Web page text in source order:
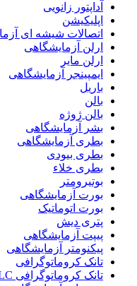
آداپتور زانویی
اپلیکیشن
اتصالات شیشه ای
ارلن آزمایشگاهی
ارلن مایر
ایمپینجر آزمایشگاهی
باریل
بالن
بالن ژوژه
بشر آزمایشگاهی
بطری آزمایشگاهی
بطری بیودی
بطری خلاء
بوتیرومتر
بورت آزمایشگاهی
بورت اتوماتیک
پتری دیش
پیپت آزمایشگاهی
پیکنومتر آزمایشگاهی
تانک کروماتوگرافی
تانک کروماتوگرافی TLC